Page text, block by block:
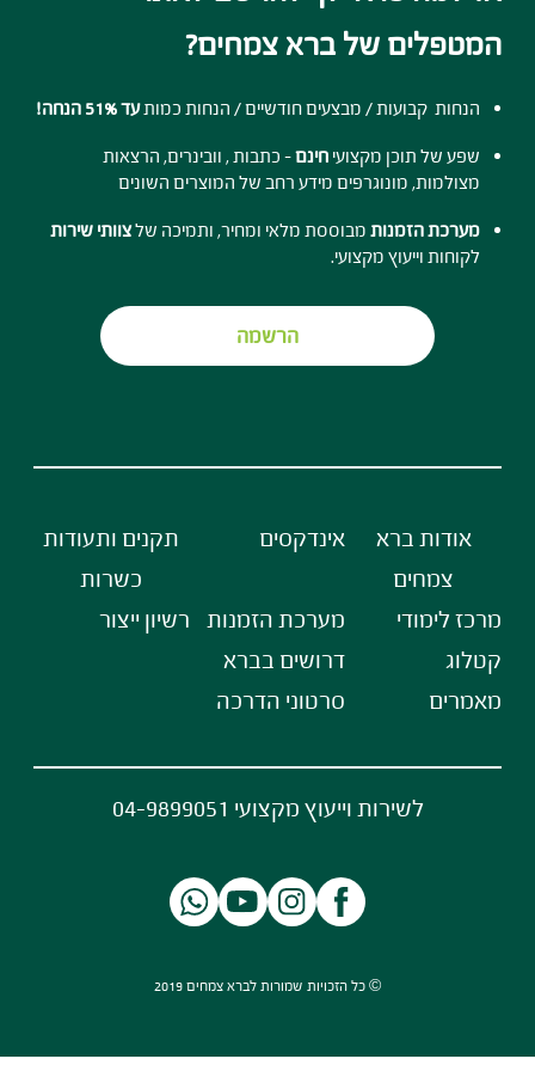
המטפלים של ברא צמחים?
הנחות קבועות / מבצעים חודשיים / הנחות כמותעד 51% הנחה!
שפע של תוכן מקצועיחינם- כתבות , וובינרים, הרצאות
מצולמות, מונוגרפים מידע רחב של המוצרים השונים
מערכת הזמנות מבוססת מלאי ומחיר, ותמיכה שלצוותי שירות
לקוחות וייעוץ מקצועי.
הרשמה
אודות ברא
צמחים
מרכז לימודי
קטלוג
מאמרים
אינדקסים
מערכת הזמנות
דרושים בברא
סרטוני הדרכה
תקנים ותעודות
כשרות
רשיון ייצור
לשירות וייעוץ מקצועי 04-9899051
© כל הזכויות שמורות לברא צמחים 2019